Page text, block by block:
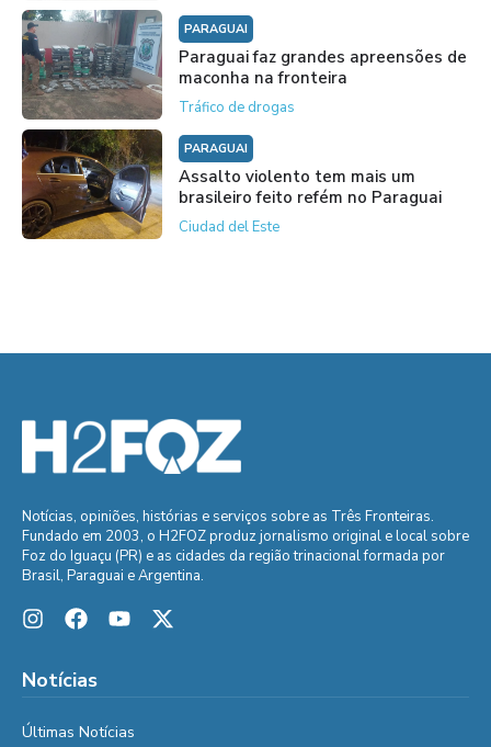
PARAGUAI
Paraguai faz grandes apreensões de
maconha na fronteira
Tráfico de drogas
PARAGUAI
Assalto violento tem mais um
brasileiro feito refém no Paraguai
Ciudad del Este
Notícias, opiniões, histórias e serviços sobre as Três Fronteiras.
Fundado em 2003, o H2FOZ produz jornalismo original e local sobre
Foz do Iguaçu (PR) e as cidades da região trinacional formada por
Brasil, Paraguai e Argentina.
Notícias
Últimas Notícias